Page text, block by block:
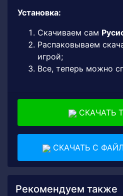
Установка:
Скачиваем сам
Распаковываем
игрой;
Все, теперь можно
СКАЧАТЬ
СКАЧАТЬ С
Рекомендуем также